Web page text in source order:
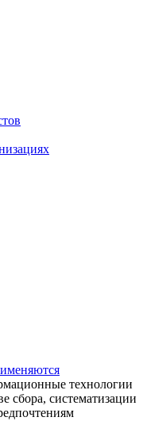
технологии
сбора, систематизации